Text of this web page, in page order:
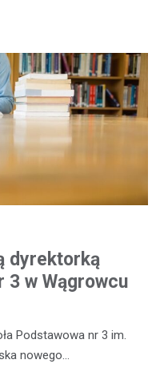
dyrektorką
3 w Wągrowcu
Podstawowa nr 3 im.
nowego…